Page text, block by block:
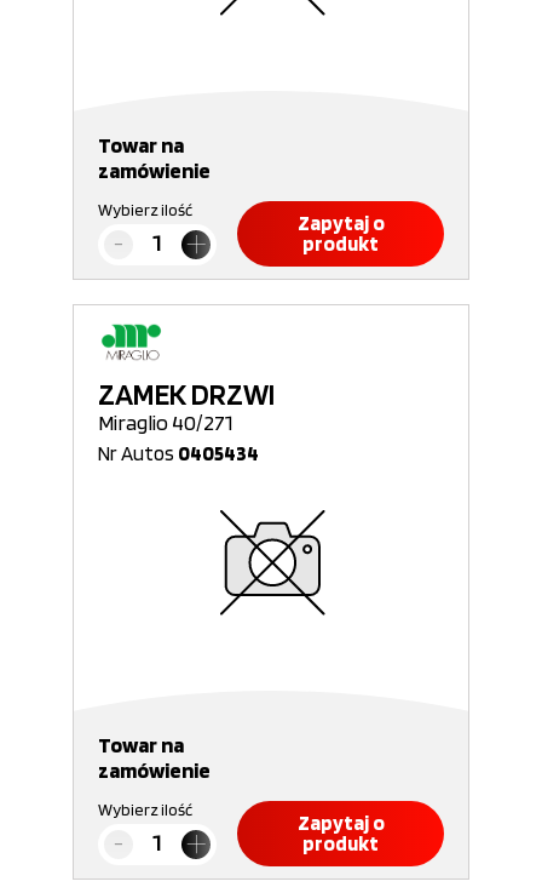
Towar na
zamówienie
Wybierz ilość
Zapytaj o
produkt
ZAMEK DRZWI
Miraglio 40/271
Nr Autos 0405434
Towar na
zamówienie
Wybierz ilość
Zapytaj o
produkt